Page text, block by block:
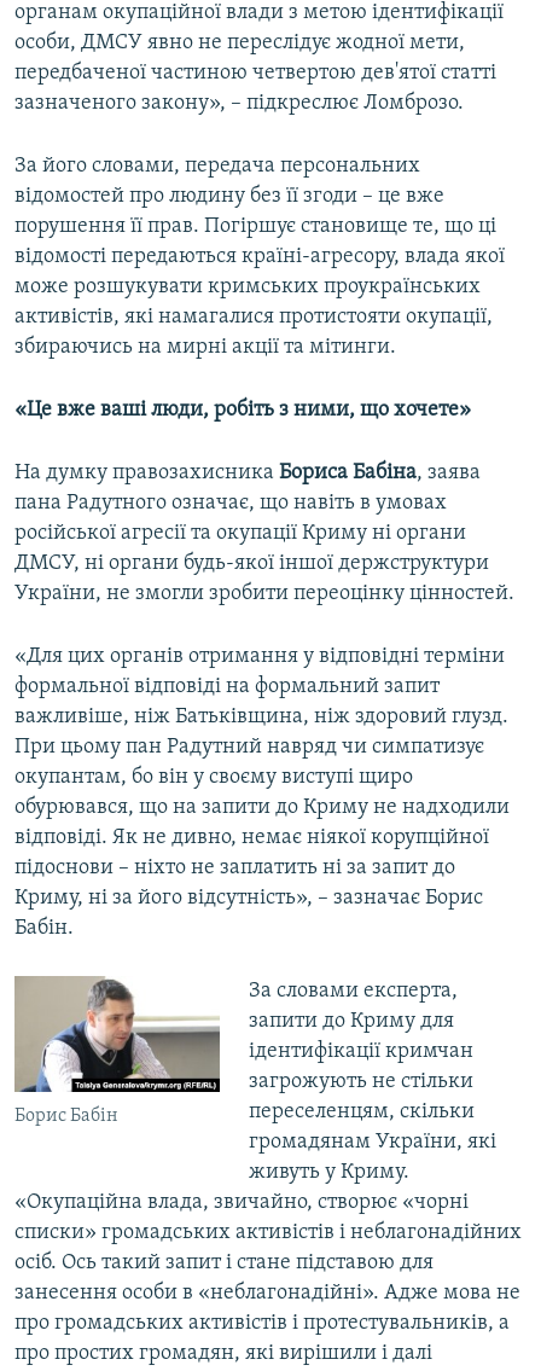
органам окупаційної влади з метою ідентифікації
особи, ДМСУ явно не переслідує жодної мети,
передбаченої частиною четвертою дев'ятої статті
зазначеного закону», – підкреслює Ломброзо.
За його словами, передача персональних
відомостей про людину без її згоди – це вже
порушення її прав. Погіршує становище те, що ці
відомості передаються країні-агресору, влада якої
може розшукувати кримських проукраїнських
активістів, які намагалися протистояти окупації,
збираючись на мирні акції та мітинги.
«Це вже ваші люди, робіть з ними, що хочете»
На думку правозахисника Бориса Бабіна, заява
пана Радутного означає, що навіть в умовах
російської агресії та окупації Криму ні органи
ДМСУ, ні органи будь-якої іншої держструктури
України, не змогли зробити переоцінку цінностей.
«Для цих органів отримання у відповідні терміни
формальної відповіді на формальний запит
важливіше, ніж Батьківщина, ніж здоровий глузд.
При цьому пан Радутний навряд чи симпатизує
окупантам, бо він у своєму виступі щиро
обурювався, що на запити до Криму не надходили
відповіді. Як не дивно, немає ніякої корупційної
підоснови – ніхто не заплатить ні за запит до
Криму, ні за його відсутність», – зазначає Борис
Бабін.
Борис Бабін
За словами експерта,
запити до Криму для
ідентифікації кримчан
загрожують не стільки
переселенцям, скільки
громадянам України, які
живуть у Криму.
«Окупаційна влада, звичайно, створює «чорні
списки» громадських активістів і неблагонадійних
осіб. Ось такий запит і стане підставою для
занесення особи в «неблагонадійні». Адже мова не
про громадських активістів і протестувальників, а
про простих громадян, які вирішили і далі